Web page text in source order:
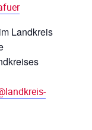
Landkreis